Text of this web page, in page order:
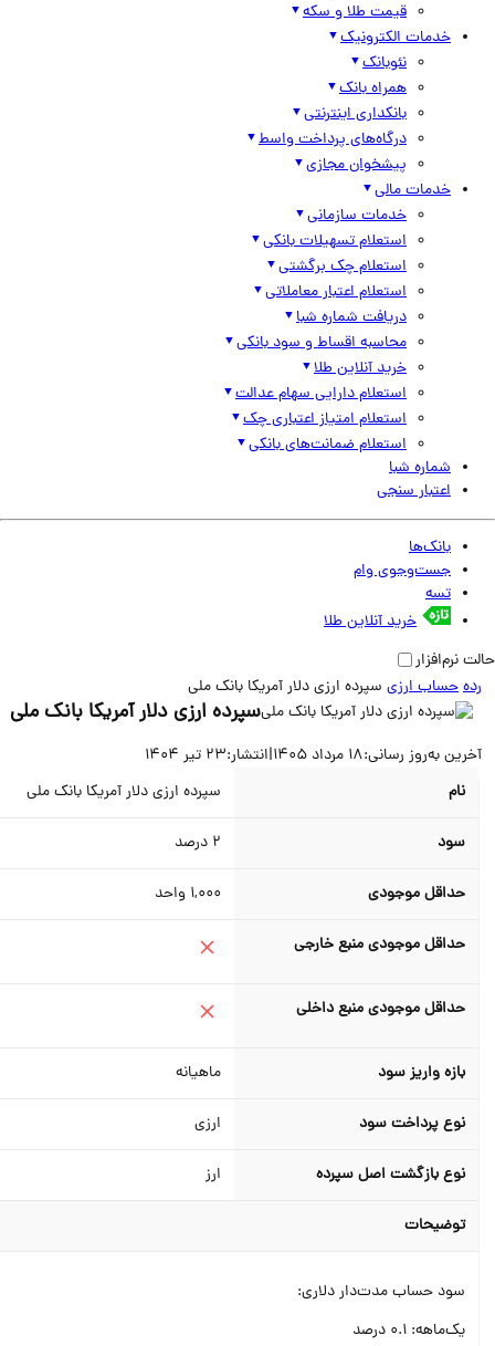
قیمت طلا و سکه
خدمات الکترونیک
نئوبانک
همراه بانک
بانکداری اینترنتی
درگاه‌های پرداخت واسط
پیشخوان مجازی
خدمات مالی
خدمات سازمانی
استعلام تسهیلات بانکی
استعلام چک برگشتی
استعلام اعتبار معاملاتی
دریافت شماره شبا
محاسبه اقساط و سود بانکی
خرید آنلاین طلا
استعلام دارایی سهام عدالت
استعلام امتیاز اعتباری چک
استعلام ضمانت‌های بانکی
شماره شبا
اعتبار سنجی
بانک‌ها
جست‌وجوی وام
تسه
خرید آنلاین طلا
حساب ارزی سپرده ارزی دلار آمریکا بانک ملی
سپرده ارزی دلار آمریکا بانک ملی
به‌روز رسانی:18 مرداد 1405 |انتشار:23 تیر 1404
سپرده ارزی دلار آمریکا بانک ملی
سود درصد
حداقل موجودی 1,000واحد
حداقل موجودی منبع خارجی
حداقل موجودی منبع داخلی
بازه واریز سود ماهیانه
نوع پرداخت سود
نوع بازگشت اصل سپرده
توضیحات
سود حساب مدت‌دار دلاری:
یک‌ماهه: 0.1 درصد